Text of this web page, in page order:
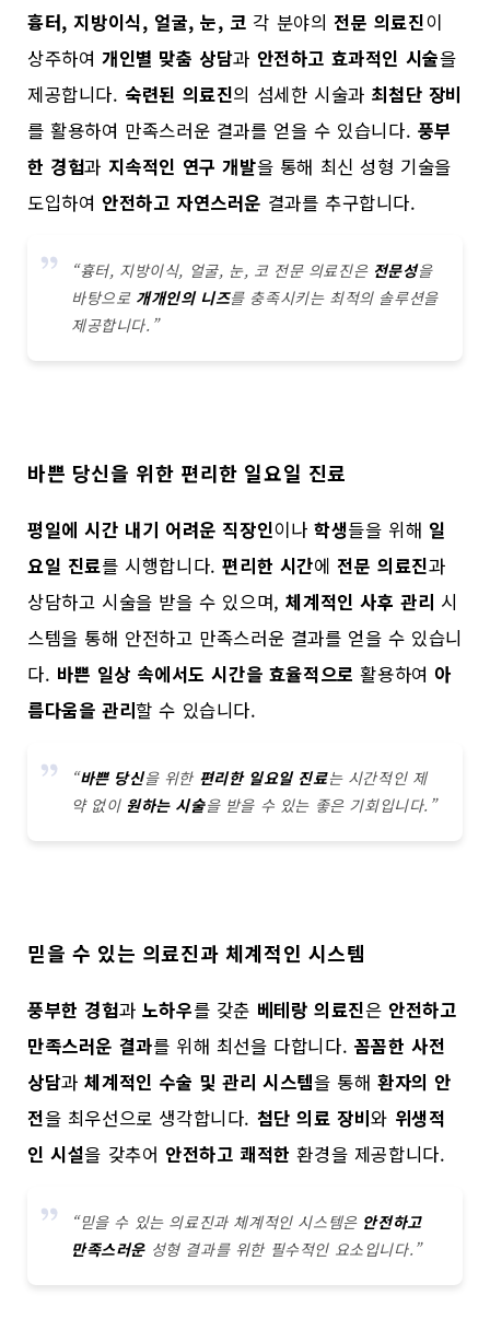
흉터, 지방이식, 얼굴, 눈, 코 각 분야의전문 의료진이
상주하여 개인별 맞춤 상담과 안전하고 효과적인 시술을
제공합니다. 숙련된 의료진의 섬세한 시술과 최첨단 장비
를 활용하여 만족스러운 결과를 얻을 수 있습니다. 풍부
한 경험과 지속적인 연구 개발을 통해 최신 성형 기술을
도입하여 안전하고 자연스러운 결과를 추구합니다.
“흉터, 지방이식, 얼굴, 눈, 코 전문 의료진은 전문성을
바탕으로 개개인의 니즈를 충족시키는 최적의 솔루션을
제공합니다.”
바쁜 당신을 위한 편리한 일요일 진료
평일에 시간 내기 어려운 직장인이나학생들을 위해 일
요일 진료를 시행합니다.편리한 시간에전문 의료진과
상담하고 시술을 받을 수 있으며,체계적인 사후 관리 시
스템을 통해 안전하고 만족스러운 결과를 얻을 수 있습니
다. 바쁜 일상 속에서도 시간을 효율적으로 활용하여 아
름다움을 관리할 수 있습니다.
“바쁜 당신을 위한 편리한 일요일 진료는 시간적인 제
약 없이 원하는 시술을 받을 수 있는 좋은 기회입니다.”
믿을 수 있는 의료진과 체계적인 시스템
풍부한 경험과 노하우를 갖춘 베테랑 의료진은 안전하고
만족스러운 결과를 위해 최선을 다합니다. 꼼꼼한 사전
상담과체계적인 수술 및 관리 시스템을 통해환자의 안
전을 최우선으로 생각합니다. 첨단 의료 장비와 위생적
인 시설을 갖추어 안전하고 쾌적한 환경을 제공합니다.
“믿을 수 있는 의료진과 체계적인 시스템은 안전하고
만족스러운 성형 결과를 위한 필수적인 요소입니다.”